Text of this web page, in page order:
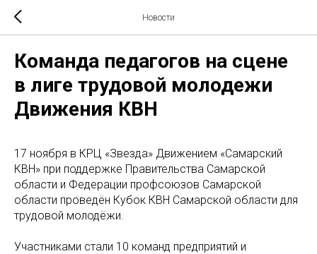
Новости
Команда педагогов на сцене
в лиге трудовой молодежи
Движения КВН
17 ноября в КРЦ «Звезда» Движением «Самарский
КВН» при поддержке Правительства Самарской
области и Федерации профсоюзов Самарской
области проведён Кубок КВН Самарской области для
трудовой молодёжи.
Участниками стали 10 команд предприятий и